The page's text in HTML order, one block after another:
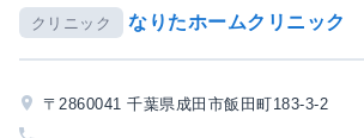
クリニック なりたホームクリニック
〒2860041 千葉県成田市飯田町183-3-2